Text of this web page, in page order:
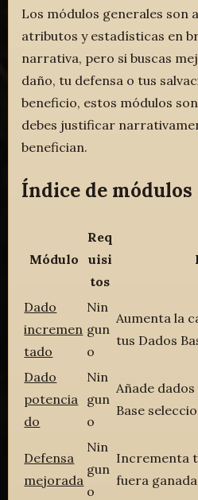
Los módulos generales son
atributos y estadísticas en
narrativa, pero si buscas
daño, tu defensa o tus
beneficio, estos módulos
debes justificar
benefician.
Índice de módulos
Módulo
Req
uisi
tos
Dado
incremen
tado
Nin
gun
o
Aumenta la
tus Dados
Dado
potencia
do
Nin
gun
o
Añade
Base
Defensa
mejorada
Nin
gun
o
Incrementa
fuera